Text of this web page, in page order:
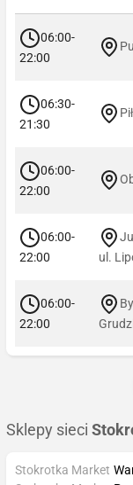
06:00-
22:00
06:30-
21:30
06:00-
22:00
06:00-
22:00
ul.
06:00-
22:00
Sklepy sieci
Stokrotka Market